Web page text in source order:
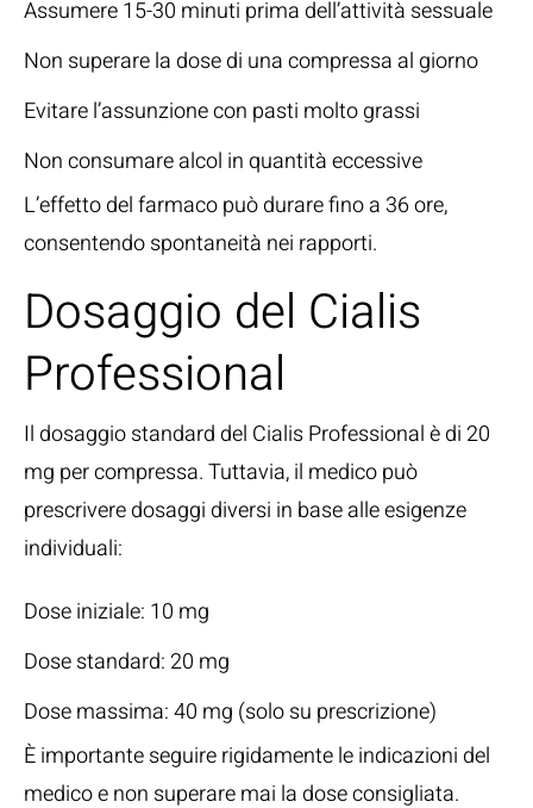
Assumere 15-30 minuti prima dell’attività sessuale
Non superare la dose di una compressa al giorno
Evitare l’assunzione con pasti molto grassi
Non consumare alcol in quantità eccessive
L’effetto del farmaco può durare fino a 36 ore,
consentendo spontaneità nei rapporti.
Dosaggio del Cialis
Professional
Il dosaggio standard del Cialis Professional è di 20
mg per compressa. Tuttavia, il medico può
prescrivere dosaggi diversi in base alle esigenze
individuali:
Dose iniziale: 10 mg
Dose standard: 20 mg
Dose massima: 40 mg (solo su prescrizione)
È importante seguire rigidamente le indicazioni del
medico e non superare mai la dose consigliata.